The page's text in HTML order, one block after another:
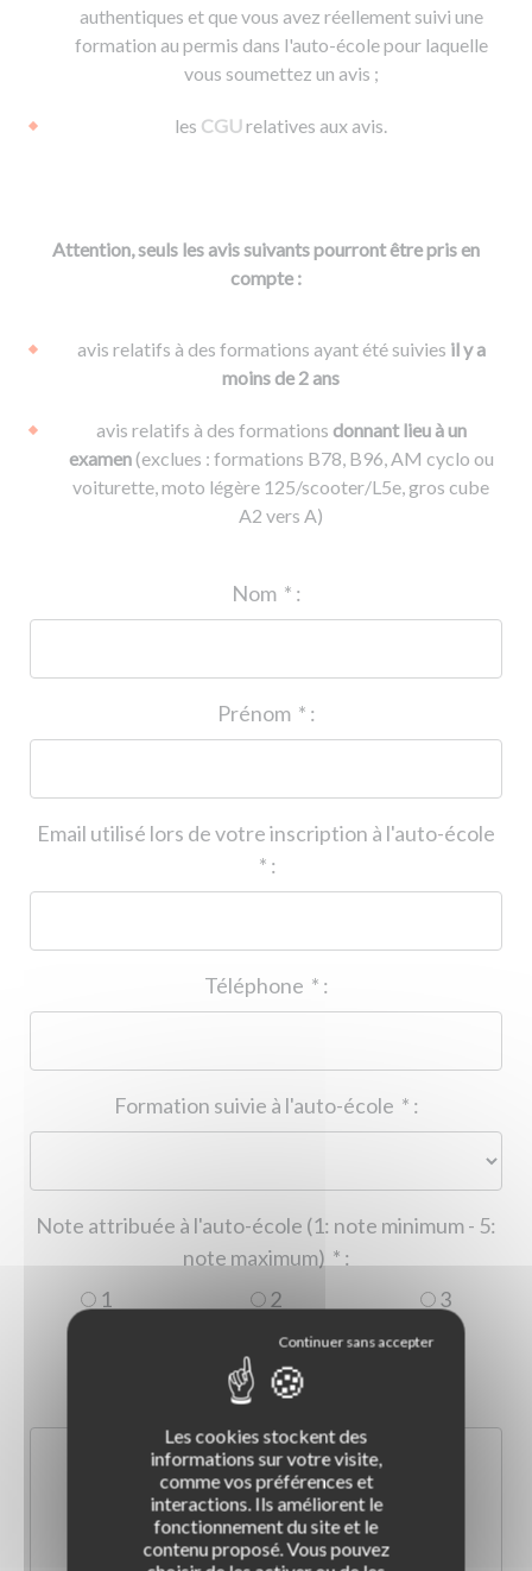
authentiques et que vous avez réellement suivi une
formation au permis dans l'auto-école pour laquelle
vous soumettez un avis ;
les CGUrelatives aux avis.
Attention, seuls les avis suivants pourront être pris en
compte :
avis relatifs à des formations ayant été suivies il y a
moins de 2 ans
avis relatifs à des formations donnant lieu à un
examen(exclues : formations B78, B96, AM cyclo ou
voiturette, moto légère 125/scooter/L5e, gros cube
A2 vers A)
* :
* :
Email utilisé lors de votre inscription à l'auto-école
* :
* :
* :
Note attribuée à l'auto-école (1: note minimum - 5:
* :
1
2
3
5
Les cookies stockent des
informations sur votre visite,
comme vos préférences et
interactions. Ils améliorent le
fonctionnement du site et le
contenu proposé. Vous pouvez